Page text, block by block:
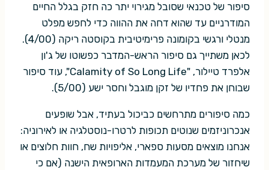
סיפור של טכנאי שסובל מגירוי יתר כה חזק בגלל החיים
המודרניים עד שהוא דחה את ההווה כדי לחפש מפלט
מנטלי ורגשי בקומונה פרימיטיבית בקוסטה ריקה (4/00).
לכאן משתייך גם סיפור הראש-המדבר כפשוטו של ג'ון
אלפרד טיילור, "Calamity of So Long Life", עוד סיפור
שבוחן את פחדיו של זקן מוגבל וחסר ישע (5/00).
כמה סיפורים מתרחשים כביכול בעתיד, אבל שופעים
אנכרוניזמים שנוטים תכופות לרטרו-נוסטלגיה או לאירוניה:
אנחנו מוצאים מסעות ספארי, אליפויות שח, חוות חלוצים או
שיחזור של מערכת המעמדות הארופאית הישנה (אם כי